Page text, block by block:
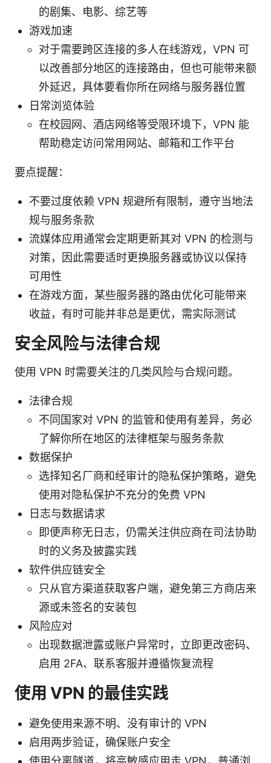
的剧集、电影、综艺等
游戏加速
对于需要跨区连接的多人在线游戏，VPN 可
以改善部分地区的连接路由，但也可能带来额
外延迟，具体要看你所在网络与服务器位置
日常浏览体验
在校园网、酒店网络等受限环境下，VPN 能
帮助稳定访问常用网站、邮箱和工作平台
要点提醒：
不要过度依赖 VPN 规避所有限制，遵守当地法
规与服务条款
流媒体应用通常会定期更新其对 VPN 的检测与
对策，因此需要适时更换服务器或协议以保持
可用性
在游戏方面，某些服务器的路由优化可能带来
收益，有时可能并非总是更优，需实际测试
安全风险与法律合规
使用 VPN 时需要关注的几类风险与合规问题。
法律合规
不同国家对 VPN 的监管和使用有差异，务必
了解你所在地区的法律框架与服务条款
数据保护
选择知名厂商和经审计的隐私保护策略，避免
使用对隐私保护不充分的免费 VPN
日志与数据请求
即便声称无日志，仍需关注供应商在司法协助
时的义务及披露实践
软件供应链安全
只从官方渠道获取客户端，避免第三方商店来
源或未签名的安装包
风险应对
出现数据泄露或账户异常时，立即更改密码、
启用 2FA、联系客服并遵循恢复流程
使用 VPN 的最佳实践
避免使用来源不明、没有审计的 VPN
启用两步验证，确保账户安全